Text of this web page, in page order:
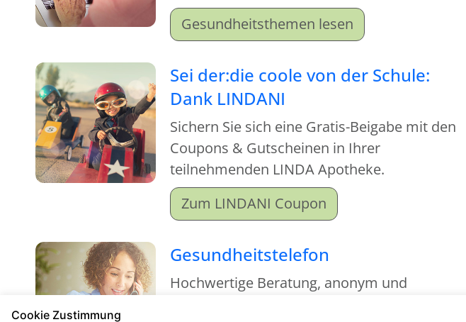
einfach mal rein und machen Sie sich schlau!
Gesundheitsthemen lesen
Sei der:die coole von der Schule:
Dank LINDANI
Sichern Sie sich eine Gratis-Beigabe mit den
Coupons & Gutscheinen in Ihrer
teilnehmenden LINDA Apotheke.
Zum LINDANI Coupon
Gesundheitstelefon
Hochwertige Beratung, anonym und
Cookie Zustimmung